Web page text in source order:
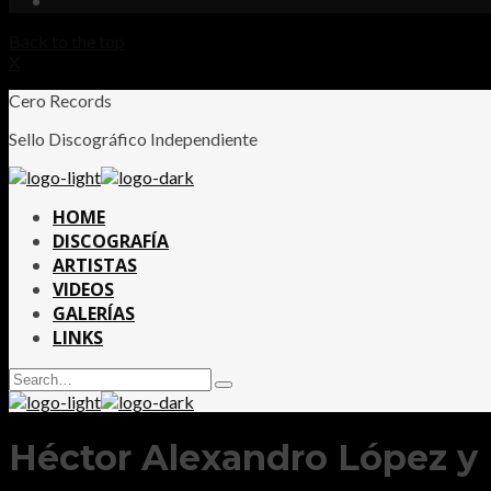
Cero Records
Sello Discográfico Independiente
HOME
DISCOGRAFÍA
ARTISTAS
VIDEOS
GALERÍAS
LINKS
Search
for:
Type
and
Héctor Alexandro López y